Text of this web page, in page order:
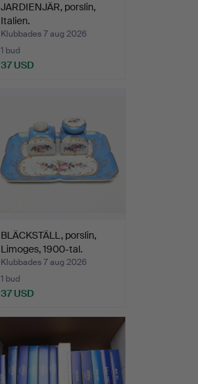
JARDIENJÄR, porslin,
Italien.
Klubbades 7 aug 2026
1 bud
37 USD
BLÄCKSTÄLL, porslin,
Limoges, 1900-tal.
Klubbades 7 aug 2026
1 bud
37 USD